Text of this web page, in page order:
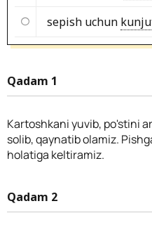
sepish uchun
Qadam 1
Kartoshkani yuvib, po'stini
solib, qaynatib olamiz.
holatiga keltiramiz.
Qadam 2